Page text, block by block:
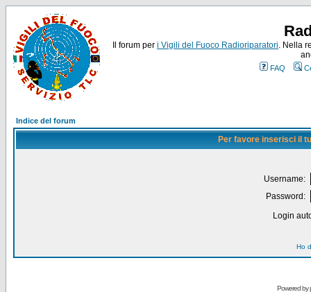
Il forum per i Vigili del Fuoco Radioriparatori. Nella
FAQ
Indice del forum
Per favore inserisci il
Username:
Password:
Login
Ho
Powered by